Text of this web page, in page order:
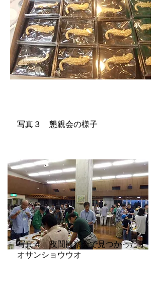
写真３ 懇親会の様子
写真４ 夜間観察会で見つかったオ
オサンショウウオ